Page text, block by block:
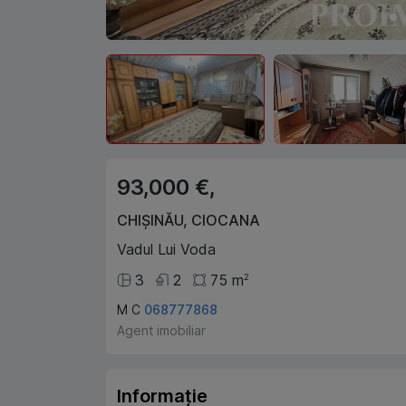
93,000 €,
CHIȘINĂU, CIOCANA
Vadul Lui Voda
3
2 75 m2
M C 068777868
Agent imobiliar
Informație